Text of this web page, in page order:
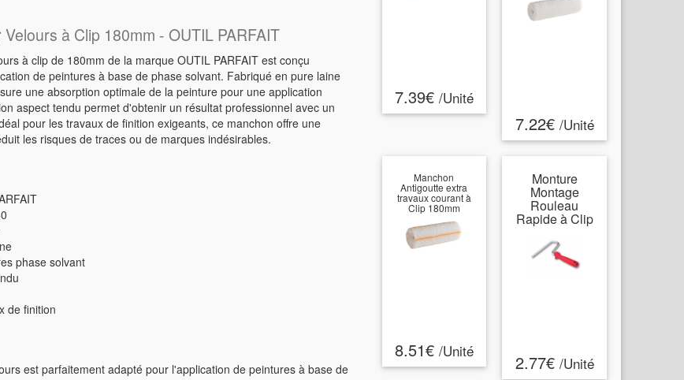
à Clip 180mm - OUTIL PARFAIT
à clip de 180mm de la marque OUTIL PARFAIT est conçu
de peintures à base de phase solvant. Fabriqué en pure laine
une absorption optimale de la peinture pour une application
aspect tendu permet d'obtenir un résultat professionnel avec un
pour les travaux de finition exigeants, ce manchon offre une
les risques de traces ou de marques indésirables.
phase solvant
de finition
est parfaitement adapté pour l'application de peintures à base de
7.39€ /Unité
7.22€ /Unité
Manchon
Antigoutte extra
travaux courant à
Clip 180mm
8.51€ /Unité
Monture
Montage
Rouleau
Rapide à Clip
2.77€ /Unité